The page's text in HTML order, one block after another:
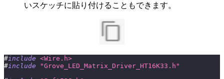
いスケッチに貼り付けることもできます。
#include <Wire.h>
#include
"Grove_LED_Matrix_Driver_HT16K33.h"